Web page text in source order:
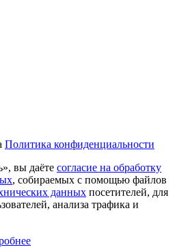
Политика конфиденциальности
вы даёте согласие на обработку
, собираемых с помощью файлов
данных посетителей, для
анализа трафика и